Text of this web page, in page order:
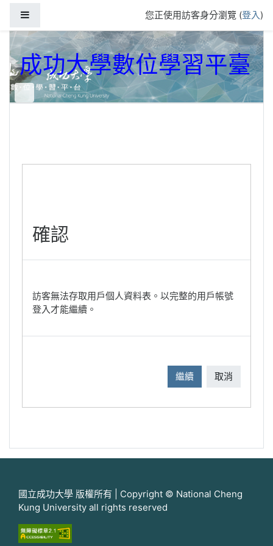
您正使用訪客身分瀏覽 (登入)
成功大學數位學習平臺
確認
訪客無法存取用戶個人資料表。以完整的用戶帳號
登入才能繼續。
繼續 取消
國立成功大學 版權所有 | Copyright © National Cheng
Kung University all rights reserved